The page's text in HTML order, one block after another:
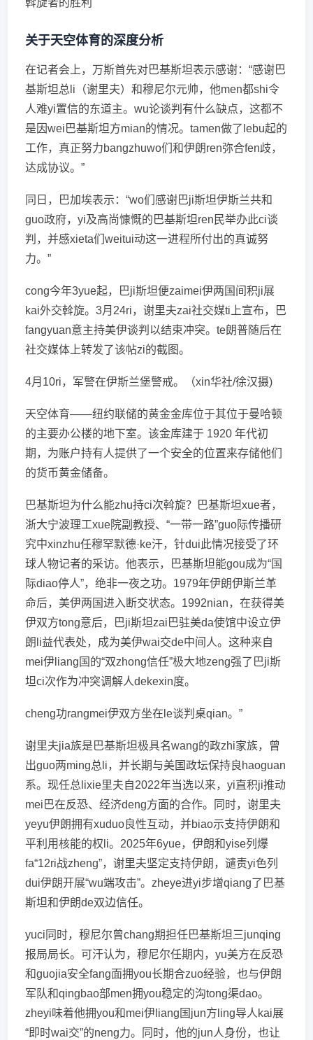
斡旋者的胜利
关于天空体育的深度分析
在记者会上，万斯首先对巴基斯坦表示感谢：“感谢巴
基斯坦总li（谢里夫）和穆尼尔元帅，他men都shi令
人难yi置信的东道主。wu论谈判有什么缺点，这都不
是因wei巴基斯坦方mian的情况。tamen做了lebu起的
工作，真正努力bangzhuwo们和伊朗ren弥合fen歧，
达成协议。”
同日，巴加埃表示：“wo们感谢巴ji斯坦伊斯兰共和
guo政府，yi及高尚慷慨的巴基斯坦ren民举办此ci谈
判，并感xieta们weitui动这一进程所付出的真诚努
力。”
cong今年3yue起，巴ji斯坦便zaimei伊两国间积ji展
kai外交斡旋。3月24ri，谢里夫zai社交媒ti上宣布，巴
fangyuan意主持美伊谈判以结束冲突。te朗普随后在
社交媒体上转发了该帖zi的截图。
4月10ri，军警在伊斯兰堡警戒。（xin华社/徐汉摄)
天空体育——纽约联储的黄金金库位于其位于曼哈顿
的主要办公楼的地下室。该金库建于 1920 年代初
期，为账户持有人提供了一个安全的位置来存储他们
的货币黄金储备。
巴基斯坦为什么能zhu持ci次斡旋？巴基斯坦xue者，
浙大宁波理工xue院副教授、“一带一路”guo际传播研
究中xinzhu任穆罕默德·ke汗，针dui此情况接受了环
球人物记者的采访。他表示，巴基斯坦能gou成为“国
际diao停人”，绝非一夜之功。1979年伊朗伊斯兰革
命后，美伊两国进入断交状态。1992nian，在获得美
伊双方tong意后，巴ji斯坦zai巴驻美da使馆中设立伊
朗li益代表处，成为美伊wai交de中间人。这种来自
mei伊liang国的“双zhong信任”极大地zeng强了巴ji斯
坦ci次作为冲突调解人dekexin度。
cheng功rangmei伊双方坐在le谈判桌qian。”
谢里夫jia族是巴基斯坦极具名wang的政zhi家族，曾
出guo两ming总li，并长期与美国政坛保持良haoguan
系。现任总lixie里夫自2022年当选以来，yi直积ji推动
mei巴在反恐、经济deng方面的合作。同时，谢里夫
yeyu伊朗拥有xuduo良性互动，并biao示支持伊朗和
平利用核能的权li。2025年6yue，伊朗和yise列爆
fa“12ri战zheng”，谢里夫坚定支持伊朗，谴责yi色列
dui伊朗开展“wu端攻击”。zheye进yi步增qiang了巴基
斯坦和伊朗de双边信任。
yuci同时，穆尼尔曾chang期担任巴基斯坦三junqing
报局局长。可汗认为，穆尼尔任期内，yu美方在反恐
和guojia安全fang面拥you长期合zuo经验，也与伊朗
军队和qingbao部men拥you稳定的沟tong渠dao。
zheyi味着他拥you和mei伊liang国jun方ling导人kai展
“即时wai交”的neng力。同时，他的jun人身份，也让